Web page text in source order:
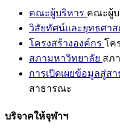
คณะผู้บริหาร คณะผู้บ
วิสัยทัศน์และยุทธศาส
โครงสร้างองค์กร โค
สภามหาวิทยาลัย สภ
การเปิดเผยข้อมูลสู่ส
สาธารณะ
บริจาคให้จุฬาฯ